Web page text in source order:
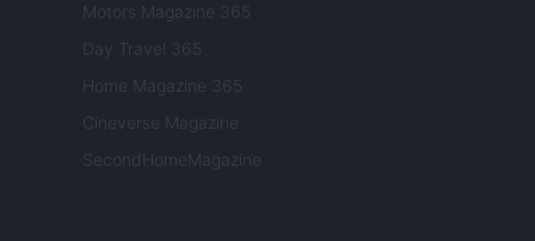
Motors Magazine 365
Day Travel 365
Home Magazine 365
Cineverse Magazine
SecondHomeMagazine